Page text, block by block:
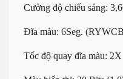
Cường độ chiếu sáng:
Đĩa màu: 6Seg.
Tốc độ quay đĩa màu: 2X